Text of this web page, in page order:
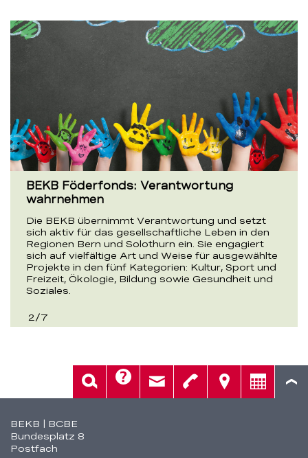
BEKB Föderfonds: Verantwortung
wahrnehmen
Die BEKB übernimmt Verantwortung und setzt
sich aktiv für das gesellschaftliche Leben in den
Regionen Bern und Solothurn ein. Sie engagiert
sich auf vielfältige Art und Weise für ausgewählte
Projekte in den fünf Kategorien: Kultur, Sport und
Freizeit, Ökologie, Bildung sowie Gesundheit und
Soziales.
2/7
Fusszeile
BEKB | BCBE
Bundesplatz 8
Postfach